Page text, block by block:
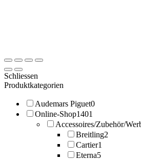
Schliessen
Produktkategorien
Audemars Piguet0
Online-Shop1401
Accessoires/Zubehör/
Breitling2
Cartier1
Eterna5